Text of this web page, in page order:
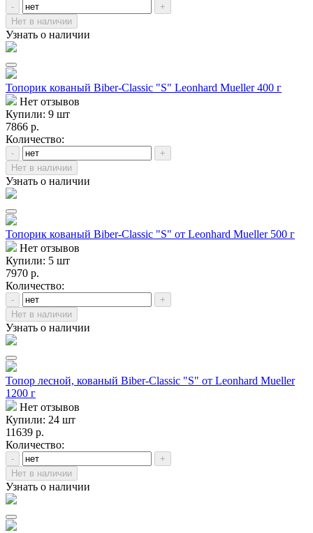
-
+
Нет в наличии
Узнать о наличии
Топорик кованый Biber-Classic "S" Leonhard Mueller 400 г
Нет отзывов
Купили: 9 шт
7866 р.
Количество:
-
+
Нет в наличии
Узнать о наличии
Топорик кованый Biber-Classic "S" от Leonhard Mueller 500 г
Нет отзывов
Купили: 5 шт
7970 р.
Количество:
-
+
Нет в наличии
Узнать о наличии
Топор лесной, кованый Biber-Classic "S" от Leonhard Mueller
1200 г
Нет отзывов
Купили: 24 шт
11639 р.
Количество:
-
+
Нет в наличии
Узнать о наличии